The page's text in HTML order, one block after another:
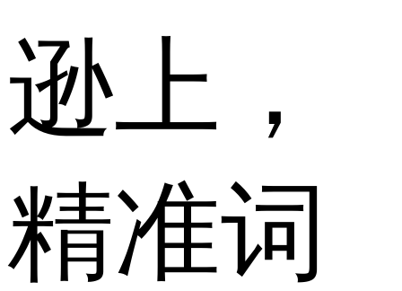
逊上，
精准词